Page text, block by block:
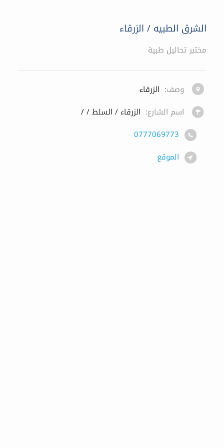
الشرق الطبيه / الزرقاء
مختبر تحاليل طبية
وصف: الزرقاء
اسم الشارع: الزرقاء / السلط / /
0777069773
الموقع